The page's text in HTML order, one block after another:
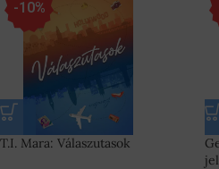
-10%
T.I. Mara: Válaszutasok